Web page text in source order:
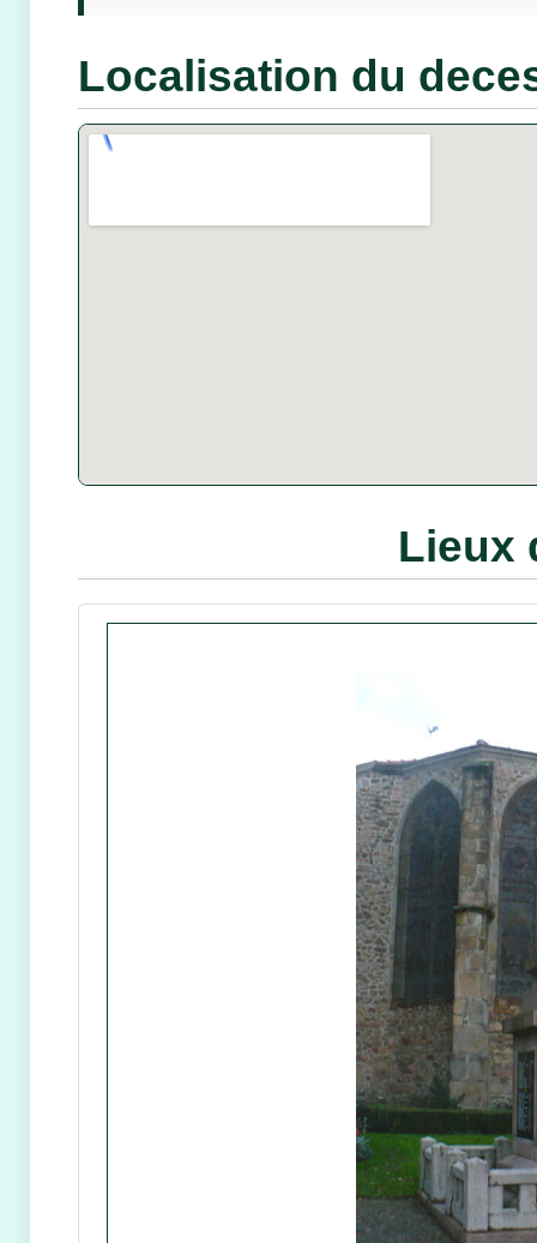
Localisation du
Lieux